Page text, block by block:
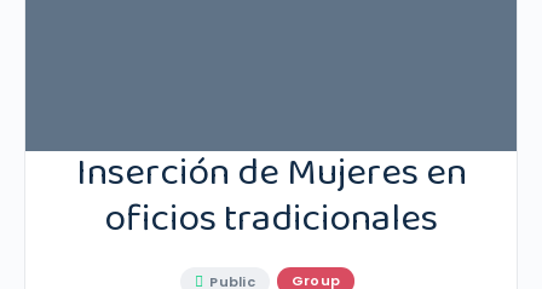
Inserción de Mujeres en
oficios tradicionales
Public Group